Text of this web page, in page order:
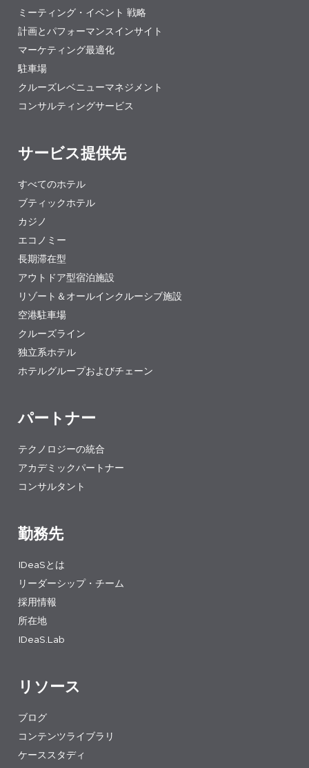
ミーティング・イベント 戦略
計画とパフォーマンスインサイト
マーケティング最適化
駐車場
クルーズレベニューマネジメント
コンサルティングサービス
サービス提供先
すべてのホテル
ブティックホテル
カジノ
エコノミー
長期滞在型
アウトドア型宿泊施設
リゾート＆オールインクルーシブ施設
空港駐車場
クルーズライン
独立系ホテル
ホテルグループおよびチェーン
勤務先
IDeaSとは
リーダーシップ・チーム
採用情報
所在地
IDeaS.Lab
リソース
ブログ
コンテンツライブラリ
ケーススタディ
パートナー
テクノロジーの統合
アカデミックパートナー
コンサルタント